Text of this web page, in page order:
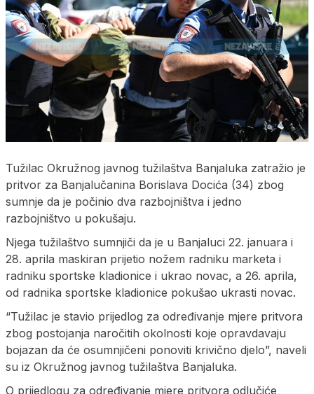
Tužilac Okružnog javnog tužilaštva Banjaluka zatražio je
pritvor za Banjalučanina Borislava Docića (34) zbog
sumnje da je počinio dva razbojništva i jedno
razbojništvo u pokušaju.
Njega tužilaštvo sumnjiči da je u Banjaluci 22. januara i
28. aprila maskiran prijetio nožem radniku marketa i
radniku sportske kladionice i ukrao novac, a 26. aprila,
od radnika sportske kladionice pokušao ukrasti novac.
“Tužilac je stavio prijedlog za određivanje mjere pritvora
zbog postojanja naročitih okolnosti koje opravdavaju
bojazan da će osumnjičeni ponoviti krivično djelo”, naveli
su iz Okružnog javnog tužilaštva Banjaluka.
O prijedlogu za određivanje mjere pritvora odlučiće